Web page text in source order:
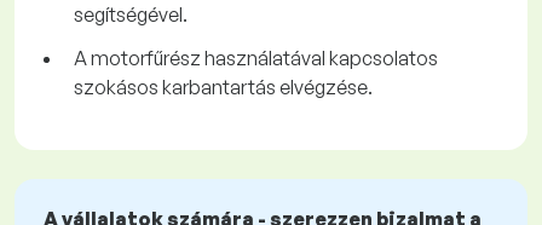
segítségével.
A motorfűrész használatával kapcsolatos
szokásos karbantartás elvégzése.
A vállalatok számára - szerezzen bizalmat a